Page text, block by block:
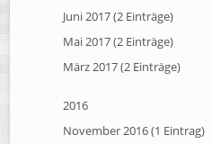
Juni 2017 (2 Einträge)
Mai 2017 (2 Einträge)
März 2017 (2 Einträge)
2016
November 2016 (1 Eintrag)